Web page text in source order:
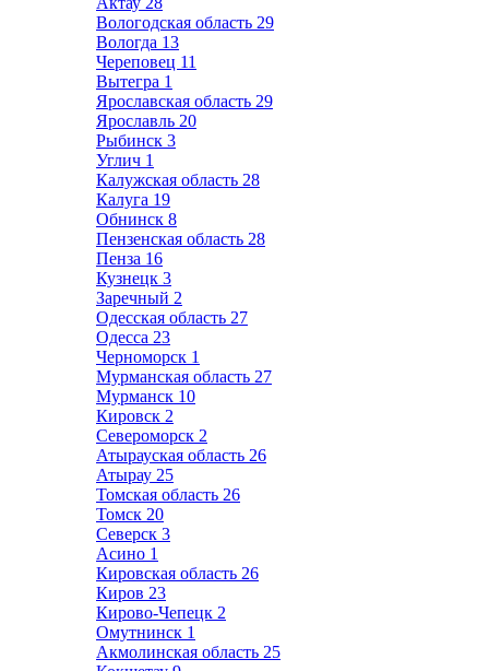
Вологодская область 29
Вологда 13
Череповец 11
Вытегра 1
Ярославская область 29
Ярославль 20
Рыбинск 3
Углич 1
Калужская область 28
Калуга 19
Обнинск 8
Пензенская область 28
Пенза 16
Кузнецк 3
Заречный 2
Одесская область 27
Одесса 23
Черноморск 1
Мурманская область 27
Мурманск 10
Кировск 2
Североморск 2
Атырауская область 26
Атырау 25
Томская область 26
Томск 20
Северск 3
Асино 1
Кировская область 26
Киров 23
Кирово-Чепецк 2
Омутнинск 1
Акмолинская область 25